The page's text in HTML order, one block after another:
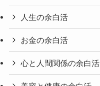
人生の余白活
お金の余白活
心と人間関係の余白活